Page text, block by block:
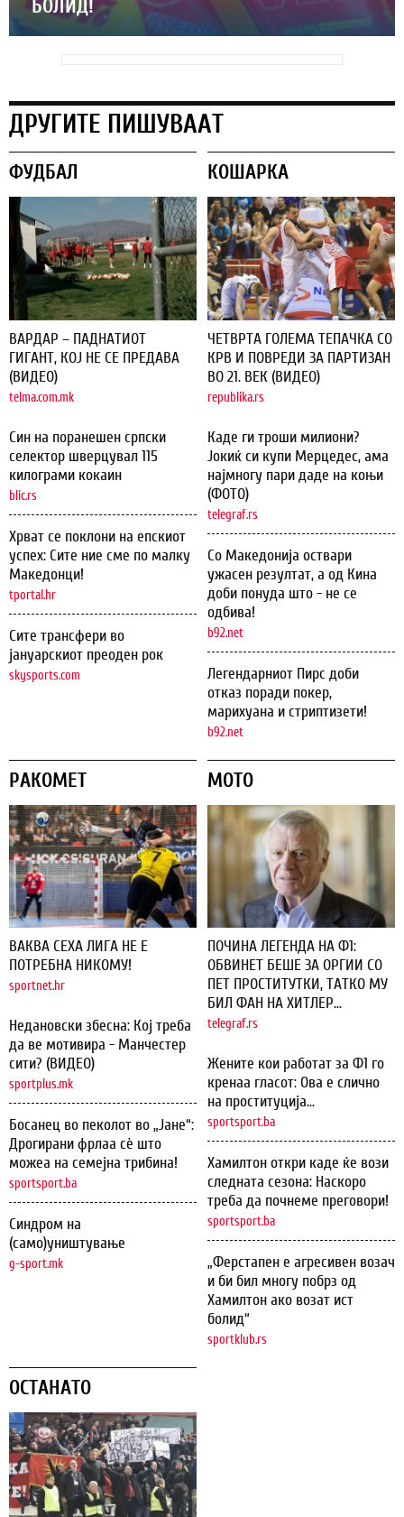
БОЛИД!
ДРУГИТЕ ПИШУВААТ
ФУДБАЛ
ВАРДАР – ПАДНАТИОТ
ГИГАНТ, КОЈ НЕ СЕ ПРЕДАВА
(ВИДЕО)
telma.com.mk
Син на поранешен српски
селектор шверцувал 115
килограми кокаин
blic.rs
Хрват се поклони на епскиот
успех: Сите ние сме по малку
Македонци!
tportal.hr
Сите трансфери во
јануарскиот преоден рок
skysports.com
КОШАРКА
ЧЕТВРТА ГОЛЕМА ТЕПАЧКА СО
КРВ И ПОВРЕДИ ЗА ПАРТИЗАН
ВО 21. ВЕК (ВИДЕО)
republika.rs
Каде ги троши милиони?
Јокиќ си купи Мерцедес, ама
најмногу пари даде на коњи
(ФОТО)
telegraf.rs
Со Македонија оствари
ужасен резултат, а од Кина
доби понуда што - не се
одбива!
b92.net
Легендарниот Пирс доби
отказ поради покер,
марихуана и стриптизети!
b92.net
РАКОМЕТ
ВАКВА СЕХА ЛИГА НЕ Е
ПОТРЕБНА НИКОМУ!
sportnet.hr
Недановски збесна: Кој треба
да ве мотивира - Манчестер
сити? (ВИДЕО)
sportplus.mk
Босанец во пеколот во „Јане“:
Дрогирани фрлаа сѐ што
можеа на семејна трибина!
sportsport.ba
Синдром на
(само)уништување
g-sport.mk
МОТО
ПОЧИНА ЛЕГЕНДА НА Ф1:
ОБВИНЕТ БЕШЕ ЗА ОРГИИ СО
ПЕТ ПРОСТИТУТКИ, ТАТКО МУ
БИЛ ФАН НА ХИТЛЕР...
telegraf.rs
Жените кои работат за Ф1 го
кренаа гласот: Ова е слично
на проституција...
sportsport.ba
Хамилтон откри каде ќе вози
следната сезона: Наскоро
треба да почнеме преговори!
sportsport.ba
„Ферстапен е агресивен возач
и би бил многу побрз од
Хамилтон ако возат ист
болид“
sportklub.rs
ОСТАНАТО